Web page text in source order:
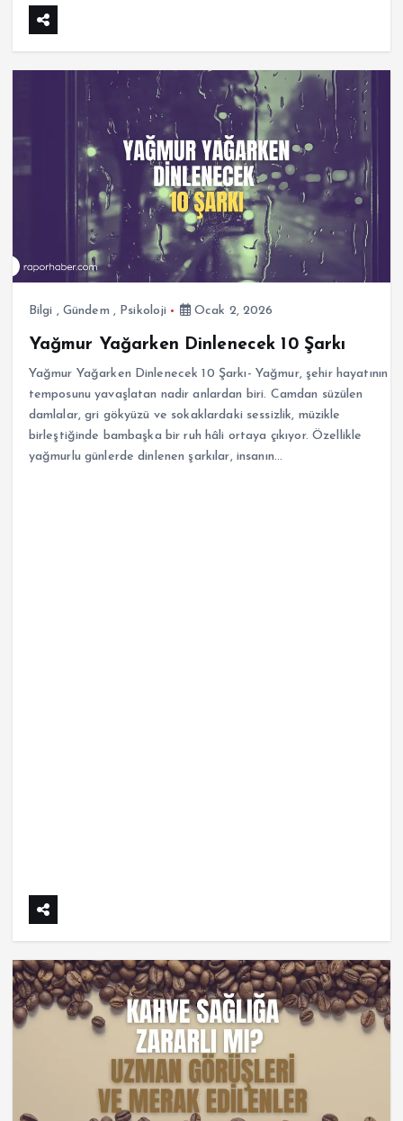
Bilgi , Gündem , Psikoloji Ocak 2, 2026
Yağmur Yağarken Dinlenecek 10 Şarkı
Yağmur Yağarken Dinlenecek 10 Şarkı- Yağmur, şehir hayatının
temposunu yavaşlatan nadir anlardan biri. Camdan süzülen
damlalar, gri gökyüzü ve sokaklardaki sessizlik, müzikle
birleştiğinde bambaşka bir ruh hâli ortaya çıkıyor. Özellikle
yağmurlu günlerde dinlenen şarkılar, insanın…